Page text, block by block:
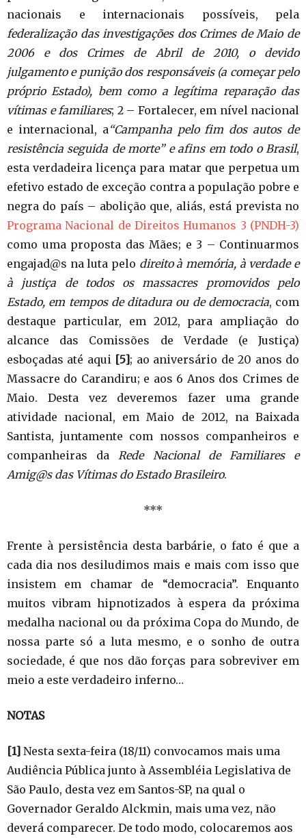
nacionais e internacionais possíveis, pela
federalização das investigações dos Crimes de Maio de
2006 e dos Crimes de Abril de 2010, o devido
julgamento e punição dos responsáveis (a começar pelo
próprio Estado), bem como a legítima reparação das
vítimas e familiares; 2 – Fortalecer, em nível nacional
e internacional, a“Campanha pelo fim dos autos de
resistência seguida de morte” e afins em todo o Brasil,
esta verdadeira licença para matar que perpetua um
efetivo estado de exceção contra a população pobre e
negra do país – abolição que, aliás, está prevista no
Programa Nacional de Direitos Humanos 3 (PNDH-3)
como uma proposta das Mães; e 3 – Continuarmos
engajad@s na luta pelo direito à memória, à verdade e
à justiça de todos os massacres promovidos pelo
Estado, em tempos de ditadura ou de democracia, com
destaque particular, em 2012, para ampliação do
alcance das Comissões de Verdade (e Justiça)
esboçadas até aqui [5] ; ao aniversário de 20 anos do
Massacre do Carandiru; e aos 6 Anos dos Crimes de
Maio. Desta vez deveremos fazer uma grande
atividade nacional, em Maio de 2012, na Baixada
Santista, juntamente com nossos companheiros e
companheiras daRede Nacional de Familiares e
Amig@s das Vítimas do Estado Brasileiro.
***
Frente à persistência desta barbárie, o fato é que a
cada dia nos desiludimos mais e mais com isso que
insistem em chamar de “democracia”. Enquanto
muitos vibram hipnotizados à espera da próxima
medalha nacional ou da próxima Copa do Mundo, de
nossa parte só a luta mesmo, e o sonho de outra
sociedade, é que nos dão forças para sobreviver em
meio a este verdadeiro inferno…
NOTAS
[1] Nesta sexta-feira (18/11) convocamos mais uma
Audiência Pública junto à Assembléia Legislativa de
São Paulo, desta vez em Santos-SP, na qual o
Governador Geraldo Alckmin, mais uma vez, não
deverá comparecer. De todo modo, colocaremos aos